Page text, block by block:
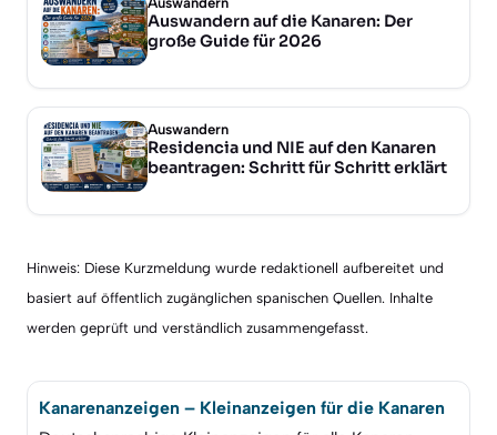
Auswandern auf die Kanaren: Der
große Guide für 2026
Auswandern
Residencia und NIE auf den Kanaren
beantragen: Schritt für Schritt erklärt
Hinweis: Diese Kurzmeldung wurde redaktionell aufbereitet und
basiert auf öffentlich zugänglichen spanischen Quellen. Inhalte
werden geprüft und verständlich zusammengefasst.
Kanarenanzeigen – Kleinanzeigen für die Kanaren